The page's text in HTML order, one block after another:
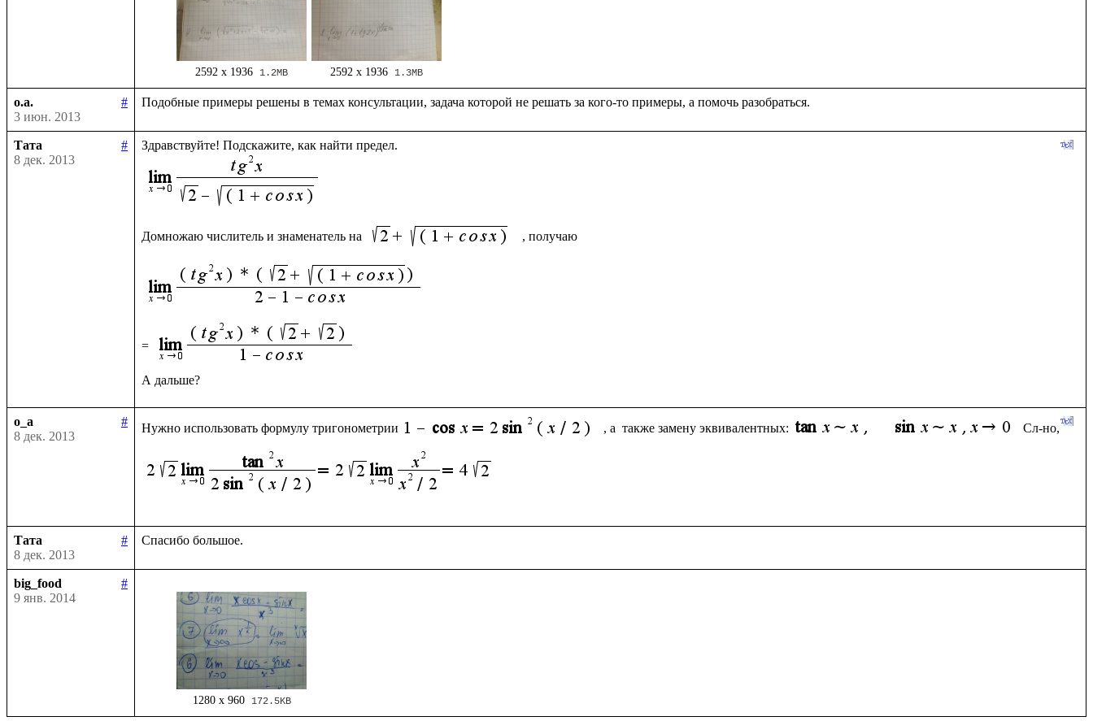
2592 x 1936 1.2MB 2592 x 1936 1.3MB
o.a.
#
3 июн. 2013
Тата
#
8 дек. 2013
Домножаю числитель и знаменатель на
=
o_a
#
8 дек. 2013
Нужно использовать формулу тригонометрии , а  также замену эквивалентных: Сл-но,
Тата
#
8 дек. 2013
big_food
#
9 янв. 2014
1280 x 960 172.5KB